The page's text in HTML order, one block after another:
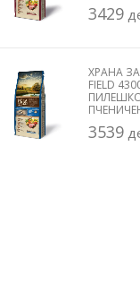
3429
ХРАНА
FIELD
3539